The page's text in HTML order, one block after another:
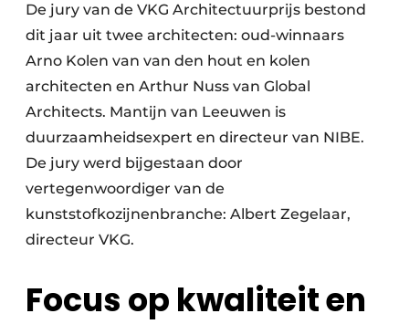
De jury van de VKG Architectuurprijs bestond
dit jaar uit twee architecten: oud-winnaars
Arno Kolen van van den hout en kolen
architecten en Arthur Nuss van Global
Architects. Mantijn van Leeuwen is
duurzaamheidsexpert en directeur van NIBE.
De jury werd bijgestaan door
vertegenwoordiger van de
kunststofkozijnenbranche: Albert Zegelaar,
directeur VKG.
Focus op kwaliteit en